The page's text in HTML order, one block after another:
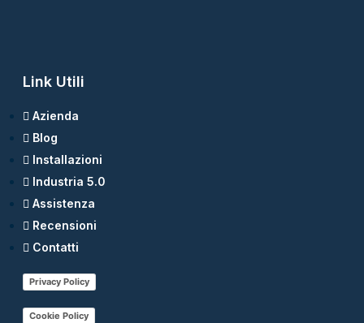
Link Utili
Azienda
Blog
Installazioni
Industria 5.0
Assistenza
Recensioni
Contatti
Privacy Policy
Cookie Policy